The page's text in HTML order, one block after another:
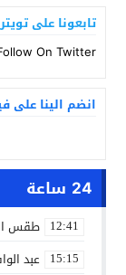
تابعونا على تويتر
On Twitter
انضم الينا على
24 ساعة
12:41 طقس
15:15 عبد